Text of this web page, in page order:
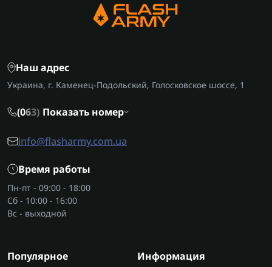
Наш адрес
Украина, г. Каменец-Подольский, Голосковское шоссе, 1
(063) Показать номер
info@flasharmy.com.ua
Время работы
Пн-пт - 09:00 - 18:00
Сб - 10:00 - 16:00
Вс - выходной
Популярное Информация